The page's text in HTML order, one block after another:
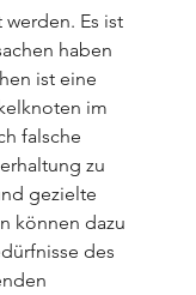
Es ist
haben
ist eine
im
falsche
zu
gezielte
können dazu
des